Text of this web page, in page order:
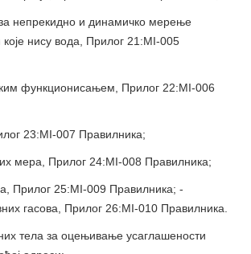
непрекидно и динамичко мерење
које нису вода, Прилог 21:МI-005
функционисањем, Прилог 22:МI-006
23:МI-007 Правилника;
мера, Прилог 24:МI-008 Правилника;
Прилог 25:МI-009 Правилника; -
гасова, Прилог 26:МI-010 Правилника.
тела за оцењивање усаглашености